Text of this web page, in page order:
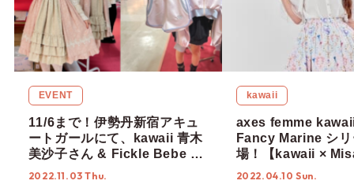
EVENT
11/6まで！伊勢丹新宿アキュ
ートガールにて、kawaii 青木
美沙子さん & Fickle Bebe イ
ケダナナさんの来店イベント
2022.11.03 Thu.
kawaii
axes femme
Fancy Marine シリ
場！【kawaii ×
& RinRin Doll 】
2022.04.10 Sun.